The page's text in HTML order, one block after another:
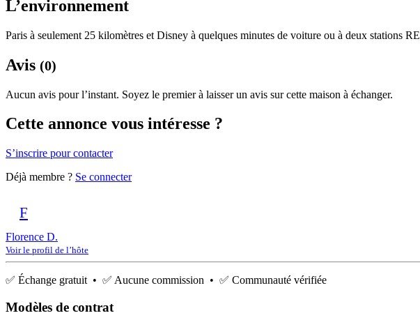
L’environnement
Paris à seulement 25 kilomètres et Disney à quelques minutes de voiture ou à deux stations
Avis (0)
Aucun avis pour l’instant. Soyez le premier à laisser un avis sur cette maison à échanger.
Cette annonce vous intéresse ?
S’inscrire pour contacter
Déjà membre ? Se connecter
F
Florence D.
Voir le profil de l’hôte
✅ Échange gratuit • ✅ Aucune commission • ✅ Communauté vérifiée
Modèles de contrat